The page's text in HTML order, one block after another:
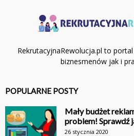
RekrutacyjnaRewolucja.pl to
biznesmenów jak i
POPULARNE POSTY
Mały budżet
problem! Sprawdź
26 stycznia 2020